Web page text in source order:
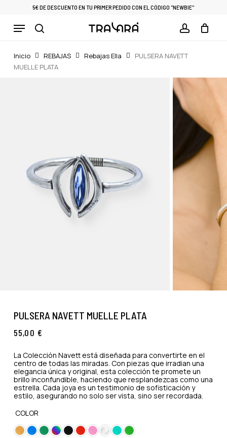
main
5€ DE DESCUENTO EN TU PRIMER PEDIDO CON EL CÓDIGO "NEWBIE"
Menu Cart CLOSE
CART
Inicio REBAJAS Rebajas Ella
PULSERA NAVETT
MUELLE PLATA
PULSERA NAVETT MUELLE PLATA
55,00€
La Colección Navett está diseñada para convertirte en el
centro de todas las miradas. Con piezas que irradian una
elegancia única y original, esta colección te promete un
brillo inconfundible, haciendo que resplandezcas como una
estrella. Cada joya es un testimonio de sofisticación y
estilo, asegurando no solo ser vista, sino ser recordada.
COLOR